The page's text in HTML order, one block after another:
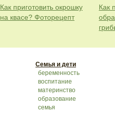
Как приготовить окрошку
на квасе? Фоторецепт
Как
Семья и дети
беременность
воспитание
материнство
образование
семья